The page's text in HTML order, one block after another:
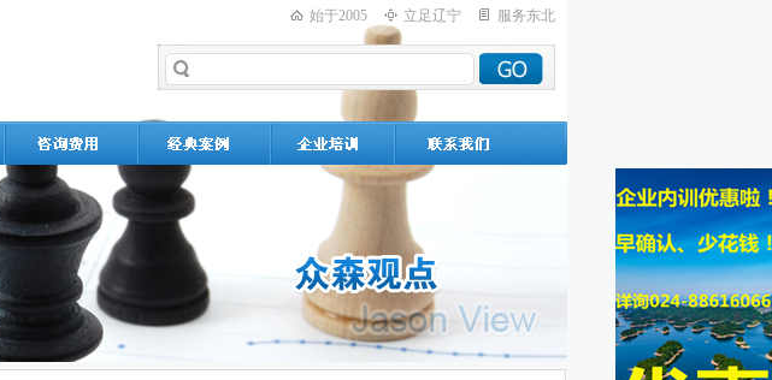
始于2005 立足辽宁 服务东北